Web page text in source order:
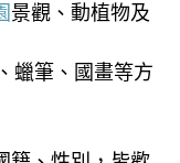
景觀、動植物及
國畫等方